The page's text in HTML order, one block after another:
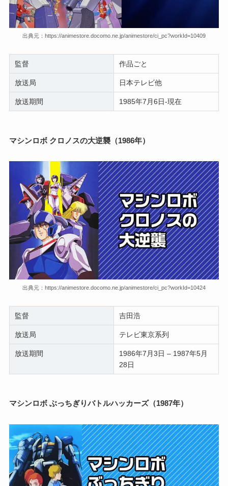
出典元：https://animestore.docomo.ne.jp/animestore/ci_pc?workId=10409
監督 作品ごと
放送局 日本テレビ他
放送期間 1985年7月6日-現在
マシンロボ クロノスの大逆襲（1986年）
出典元：https://animestore.docomo.ne.jp/animestore/ci_pc?workId=10424
監督 吉田浩
放送局 テレビ東京系列
放送期間
1986年7月3日 – 1987年5月
28日
マシンロボ ぶっちぎりバトルハッカーズ（1987年）